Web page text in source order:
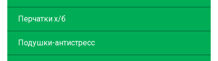
Перчатки х/б
Подушки-антистресс